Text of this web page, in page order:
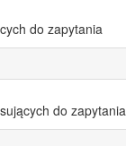
do zapytania
do zapytania